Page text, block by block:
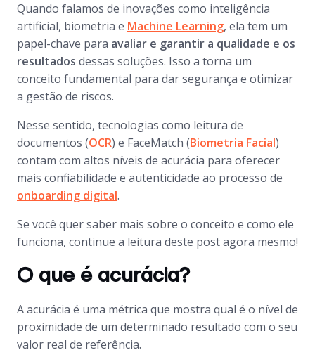
Quando falamos de inovações como inteligência
artificial, biometria e Machine Learning, ela tem um
papel-chave para avaliar e garantir a qualidade e os
resultados dessas soluções. Isso a torna um
conceito fundamental para dar segurança e otimizar
a gestão de riscos.
Nesse sentido, tecnologias como leitura de
documentos (OCR) e FaceMatch (Biometria Facial)
contam com altos níveis de acurácia para oferecer
mais confiabilidade e autenticidade ao processo de
onboarding digital.
Se você quer saber mais sobre o conceito e como ele
funciona, continue a leitura deste postagora mesmo!
O que é acurácia?
A acurácia é uma métrica que mostra qual é o nível de
proximidade de um determinado resultado com o seu
valor real de referência.